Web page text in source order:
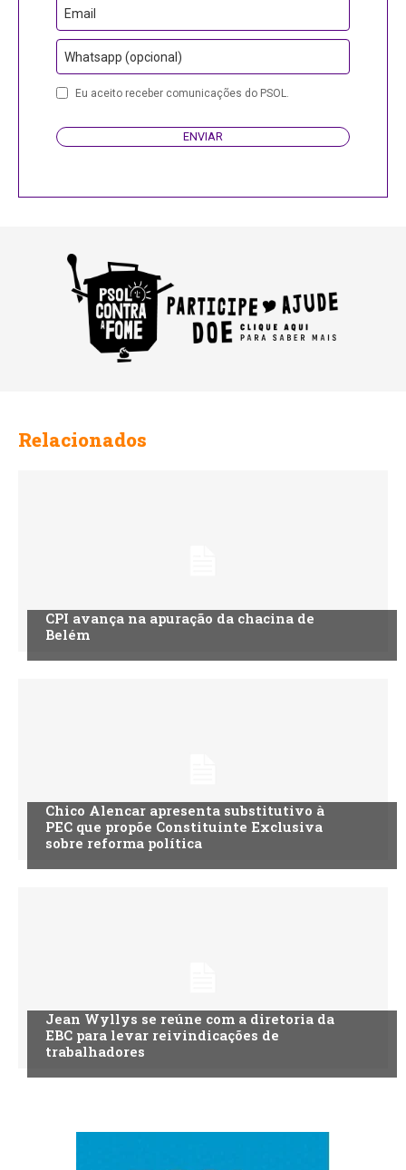
Email
Whatsapp (opcional)
Eu aceito receber comunicações do PSOL.
ENVIAR
Relacionados
CPI avança na apuração da chacina de
Belém
Chico Alencar apresenta substitutivo à
PEC que propõe Constituinte Exclusiva
sobre reforma política
Jean Wyllys se reúne com a diretoria da
EBC para levar reivindicações de
trabalhadores